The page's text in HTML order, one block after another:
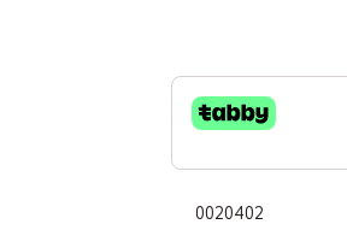
0020402